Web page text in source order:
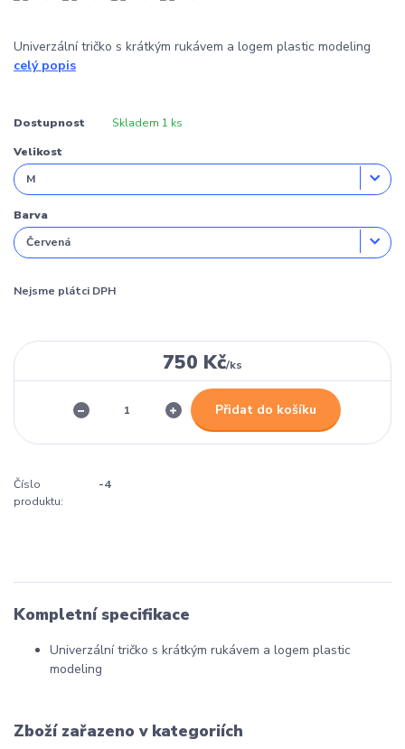
Univerzální tričko s krátkým rukávem a logem plastic modeling
celý popis
Dostupnost Skladem 1 ks
Velikost
Barva
Nejsme plátci DPH
750 Kč/ks
Přidat do košíku
Číslo
produktu:
-4
Kompletní specifikace
Univerzální tričko s krátkým rukávem a logem plastic
modeling
Zboží zařazeno v kategoriích